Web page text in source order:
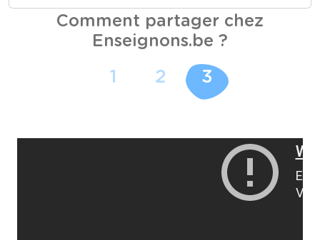
Comment partager chez
Enseignons.be ?
1 2 3